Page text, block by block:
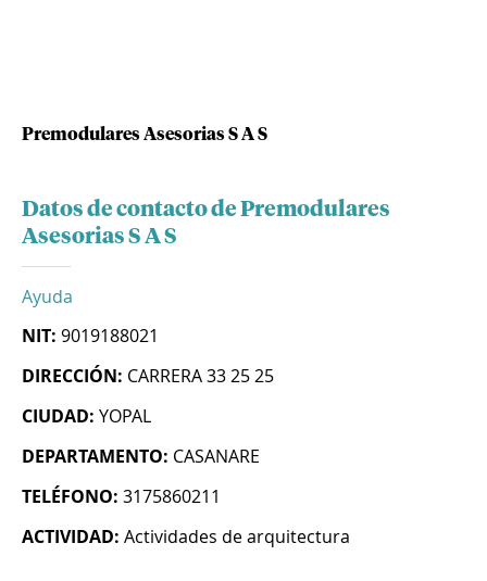
Premodulares Asesorias S A S
Datos de contacto de Premodulares
Asesorias S A S
Ayuda
NIT: 9019188021
DIRECCIÓN: CARRERA 33 25 25
CIUDAD: YOPAL
DEPARTAMENTO: CASANARE
TELÉFONO: 3175860211
ACTIVIDAD: Actividades de arquitectura